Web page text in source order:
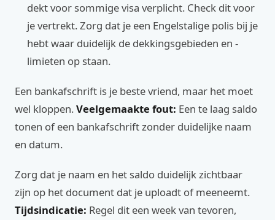
dekt voor sommige visa verplicht. Check dit voor
je vertrekt. Zorg dat je een Engelstalige polis bij je
hebt waar duidelijk de dekkingsgebieden en -
limieten op staan.
Een bankafschrift is je beste vriend, maar het moet
wel kloppen.Veelgemaakte fout: Een te laag saldo
tonen of een bankafschrift zonder duidelijke naam
en datum.
Zorg dat je naam en het saldo duidelijk zichtbaar
zijn op het document dat je uploadt of meeneemt.
Tijdsindicatie: Regel dit een week van tevoren,